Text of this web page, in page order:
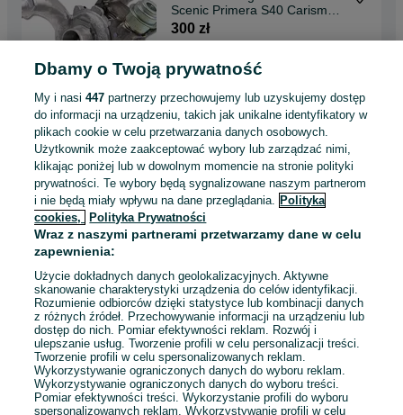
Scenic Primera S40 Carisma
1.9 115KM 120KM
300 zł
Suwałki
Dzisiaj o 06:24
Turbina po regeneracji Turbo
Audi Skoda VW 2.0 TDI
CBAA,CBAB,CBAC 6
550 zł
Straszów
Dzisiaj o 06:24
1 2 3 ... 252
Dbamy o Twoją prywatność
My i nasi447 partnerzy przechowujemy lub uzyskujemy dostęp
do informacji na urządzeniu, takich jak unikalne identyfikatory w
plikach cookie w celu przetwarzania danych osobowych.
Użytkownik może zaakceptować wybory lub zarządzać nimi,
klikając poniżej lub w dowolnym momencie na stronie polityki
prywatności. Te wybory będą sygnalizowane naszym partnerom
i nie będą miały wpływu na dane przeglądania. Polityka
cookies,
Polityka Prywatności
Wraz z naszymi partnerami przetwarzamy dane w celu
zapewnienia:
Użycie dokładnych danych geolokalizacyjnych. Aktywne
skanowanie charakterystyki urządzenia do celów identyfikacji.
Rozumienie odbiorców dzięki statystyce lub kombinacji danych
z różnych źródeł. Przechowywanie informacji na urządzeniu lub
dostęp do nich. Pomiar efektywności reklam. Rozwój i
ulepszanie usług. Tworzenie profili w celu personalizacji treści.
Tworzenie profili w celu spersonalizowanych reklam.
Wykorzystywanie ograniczonych danych do wyboru reklam.
Wykorzystywanie ograniczonych danych do wyboru treści.
Pomiar efektywności treści. Wykorzystanie profili do wyboru
spersonalizowanych reklam. Wykorzystywanie profili w celu